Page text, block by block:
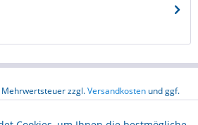
zzgl.Versandkosten und ggf.